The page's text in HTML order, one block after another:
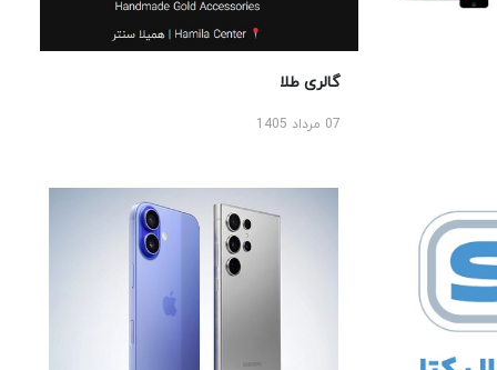
گالری طلا
07 مرداد 1405